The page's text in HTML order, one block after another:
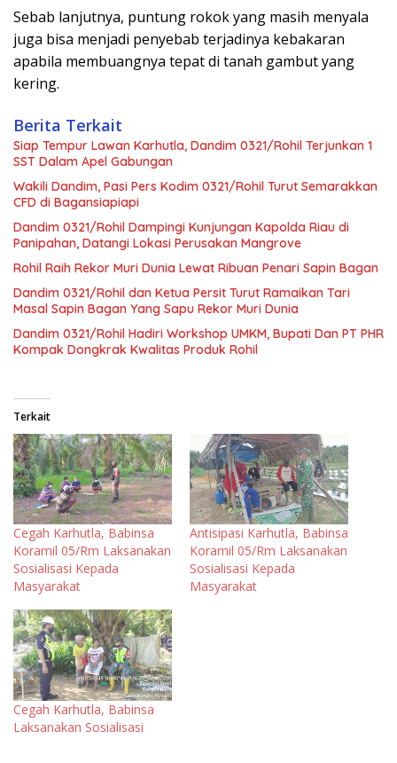
Sebab lanjutnya, puntung rokok yang masih menyala
juga bisa menjadi penyebab terjadinya kebakaran
apabila membuangnya tepat di tanah gambut yang
kering.
Berita Terkait
Siap Tempur Lawan Karhutla, Dandim 0321/Rohil Terjunkan 1
SST Dalam Apel Gabungan
Wakili Dandim, Pasi Pers Kodim 0321/Rohil Turut Semarakkan
CFD di Bagansiapiapi
Dandim 0321/Rohil Dampingi Kunjungan Kapolda Riau di
Panipahan, Datangi Lokasi Perusakan Mangrove
Rohil Raih Rekor Muri Dunia Lewat Ribuan Penari Sapin Bagan
Dandim 0321/Rohil dan Ketua Persit Turut Ramaikan Tari
Masal Sapin Bagan Yang Sapu Rekor Muri Dunia
Dandim 0321/Rohil Hadiri Workshop UMKM, Bupati Dan PT PHR
Kompak Dongkrak Kwalitas Produk Rohil
Terkait
Cegah Karhutla, Babinsa
Koramil 05/Rm Laksanakan
Sosialisasi Kepada
Masyarakat
Antisipasi Karhutla, Babinsa
Koramil 05/Rm Laksanakan
Sosialisasi Kepada
Masyarakat
Cegah Karhutla, Babinsa
Laksanakan Sosialisasi